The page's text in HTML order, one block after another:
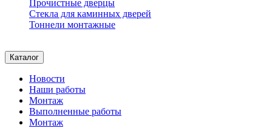
Прочистные дверцы
Стекла для каминных дверей
Тоннели монтажные
Каталог
Новости
Наши работы
Монтаж
Выполненные работы
Монтаж